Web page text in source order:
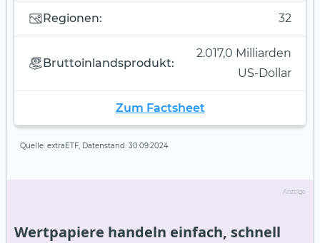
Regionen: 32
Bruttoinlandsprodukt:
2.017,0 Milliarden
US-Dollar
Zum Factsheet
Quelle: extraETF, Datenstand: 30.09.2024
Anzeige
Wertpapiere handeln einfach, schnell